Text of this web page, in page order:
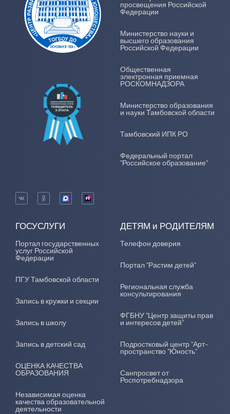
просвещения Российской
Федерации
Министерство науки и
высшего образования
Российской Федерации
Общественная
электронная приемная
РОСКОМНАДЗОРА
Министерство образования
и науки Тамбовской области
Тамбовский ИПК РО
Федеральный портал
"Российское образование"
ГОСУСЛУГИ
Портал государственных
услуг Российской
Федерации
ПГУ Тамбовской области
Запись в кружки и секции
Запись в школу
Запись в детский сад
ОЦЕНКА КАЧЕСТВА
ОБРАЗОВАНИЯ
Независимая оценка
качества образовательной
деятельности
ДЕТЯМ и РОДИТЕЛЯМ
Телефон доверия
Портал "Растим детей"
Региональная служба
консультирования
ФГБНУ "Центр защиты прав
и интересов детей"
Подростковый центр "Арт-
пространство "Юность"
Санпросвет от
Роспотребнадзора